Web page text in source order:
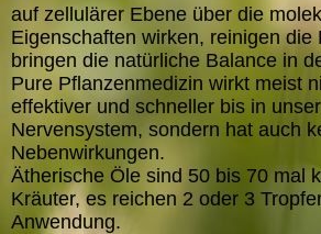
auf zellulärer Ebene über die
Eigenschaften wirken, reinigen die
bringen die natürliche Balance in
Pure Pflanzenmedizin wirkt meist
effektiver und schneller bis in
Nervensystem, sondern hat auch
Nebenwirkungen.
Ätherische Öle sind 50 bis 70 mal
Kräuter, es reichen 2 oder 3
Anwendung.